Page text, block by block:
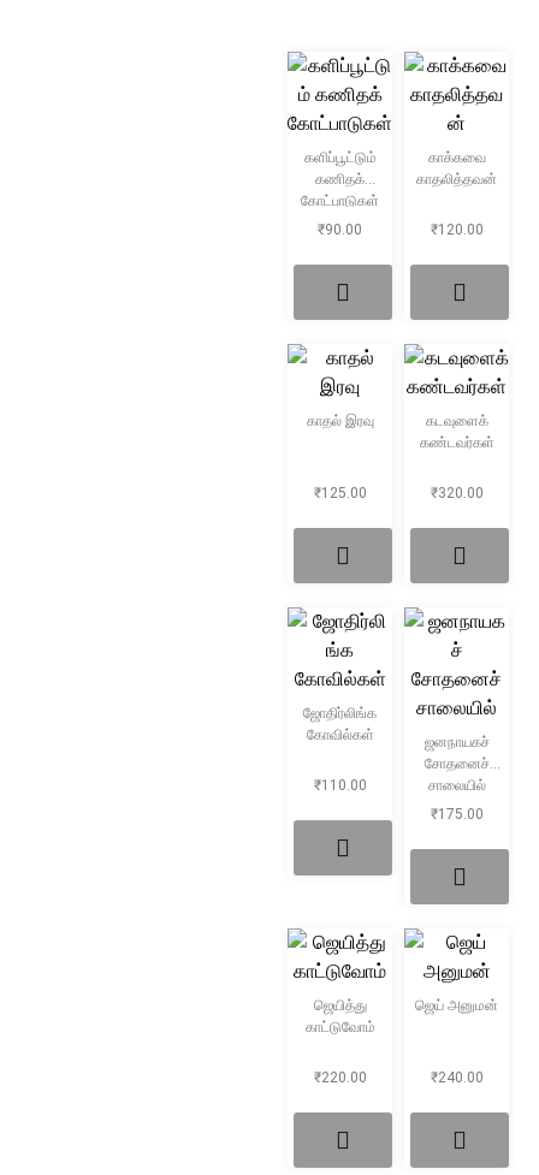
பொது
போட்டித் தேர்வு
மருத்துவம்
வணிகம் &
களிப்பூட்டும்
கணிதக்
கோட்பாடுகள்
₹90.00
காக்கவை
காதலித்தவன்
₹120.00
காதல் இரவு
₹125.00
கடவுளைக்
கண்டவர்கள்
₹320.00
ஜோதிர்லிங்க
கோவில்கள்
₹110.00
ஜனநாயகச்
சோதனைச்
சாலையில்
₹175.00
ஜெயித்து
காட்டுவோம்
₹220.00
ஜெய் அனுமன்
₹240.00